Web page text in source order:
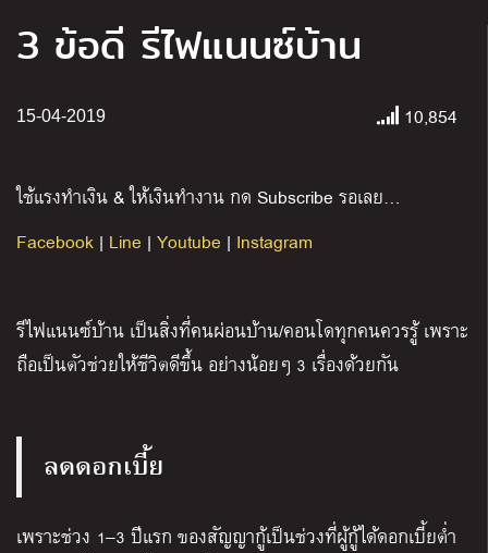
3 ข้อดี รีไฟแนนซ์บ้าน
15-04-2019 10,854
ใช้แรงทำเงิน & ให้เงินทำงาน กด Subscribe รอเลย…
Facebook | Line | Youtube | Instagram
รีไฟแนนซ์บ้าน เป็นสิ่งที่คนผ่อนบ้าน/คอนโดทุกคนควรรู้ เพราะ
ถือเป็นตัวช่วยให้ชีวิตดีขึ้น อย่างน้อยๆ 3 เรื่องด้วยกัน
ลดดอกเบี้ย
เพราะช่วง 1–3 ปีแรก ของสัญญากู้เป็นช่วงที่ผู้กู้ได้ดอกเบี้ยต่ำ